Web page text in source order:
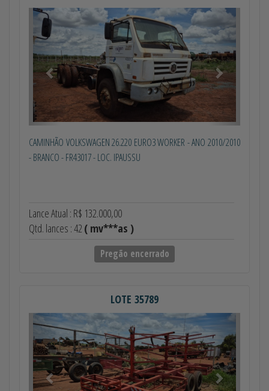
Anterior Próximo
CAMINHÃO VOLKSWAGEN 26.220 EURO3 WORKER - ANO 2010/2010
- BRANCO - FR43017 - LOC. IPAUSSU
Lance Atual : R$ 132.000,00
Qtd. lances : 42 ( mv***as )
Pregão encerrado
LOTE 35789
Anterior Próximo